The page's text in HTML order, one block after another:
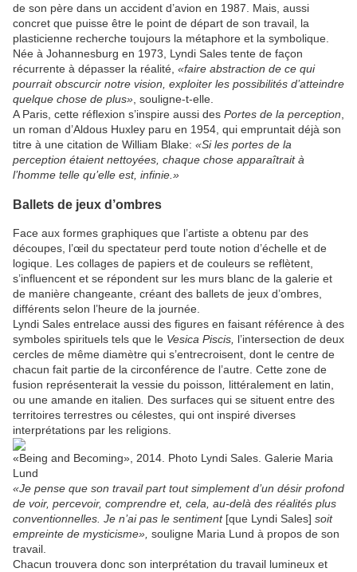
de son père dans un accident d’avion en 1987. Mais, aussi
concret que puisse être le point de départ de son travail, la
plasticienne recherche toujours la métaphore et la symbolique.
Née à Johannesburg en 1973, Lyndi Sales tente de façon
récurrente à dépasser la réalité, «faire abstraction de ce qui
pourrait obscurcir notre vision, exploiter les possibilités d’atteindre
quelque chose de plus» , souligne-t-elle.
A Paris, cette réflexion s’inspire aussi des Portes de la perception
un roman d’Aldous Huxley paru en 1954, qui empruntait déjà son
titre à une citation de William Blake: «Si les portes de la
perception étaient nettoyées, chaque chose apparaîtrait à
l’homme telle qu’elle est, infinie.»
Ballets de jeux d’ombres
Face aux formes graphiques que l’artiste a obtenu par des
découpes, l’œil du spectateur perd toute notion d’échelle et de
logique. Les collages de papiers et de couleurs se reflètent,
s’influencent et se répondent sur les murs blanc de la galerie et
de manière changeante, créant des ballets de jeux d’ombres,
différents selon l’heure de la journée.
Lyndi Sales entrelace aussi des figures en faisant référence à des
symboles spirituels tels que le Vesica Piscis, l’intersection de deux
cercles de même diamètre qui s’entrecroisent, dont le centre de
chacun fait partie de la circonférence de l’autre. Cette zone de
fusion représenterait la vessie du poisson, littéralement en latin,
ou une amande en italien. Des surfaces qui se situent entre des
territoires terrestres ou célestes, qui ont inspiré diverses
interprétations par les religions.
«Being and Becoming», 2014. Photo Lyndi Sales. Galerie Maria
Lund
«Je pense que son travail part tout simplement d’un désir profond
de voir, percevoir, comprendre et, cela, au-delà des réalités plus
conventionnelles. Je n’ai pas le sentiment[que Lyndi Sales] soit
empreinte de mysticisme», souligne Maria Lund à propos de son
travail.
Chacun trouvera donc son interprétation du travail lumineux et